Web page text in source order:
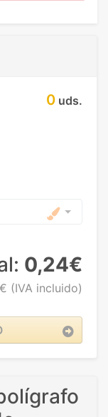
0 uds.
0,24€
(IVA incluido)